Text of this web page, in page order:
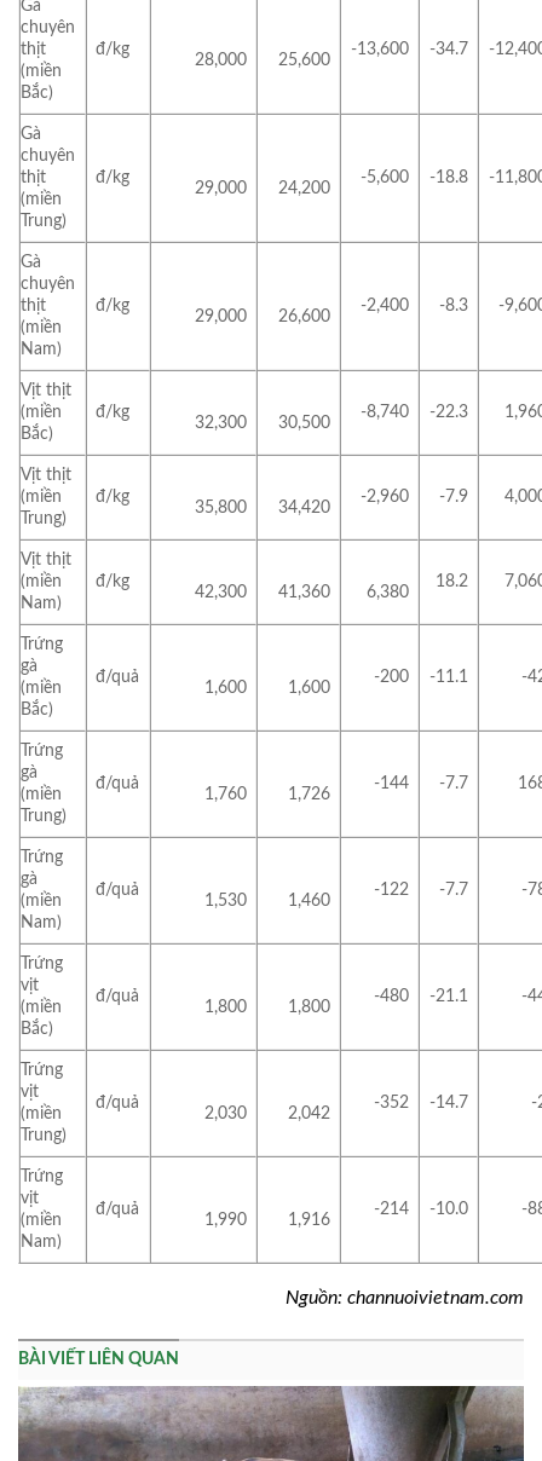
Gà
chuyên
thịt
(miền
Bắc)
đ/kg
28,000 25,600
-13,600 -34.7 -
Gà
chuyên
thịt
(miền
Trung)
đ/kg
29,000 24,200
-5,600 -18.8 -
Gà
chuyên
thịt
(miền
Nam)
đ/kg
29,000 26,600
-2,400 -8.3 -
Vịt thịt
(miền
Bắc)
đ/kg
32,300 30,500
-8,740 -22.3
Vịt thịt
(miền
Trung)
đ/kg
35,800 34,420
-2,960 -7.9
Vịt thịt
(miền
Nam)
đ/kg
42,300 41,360 6,380
18.2
Trứng
gà
(miền
Bắc)
đ/quả
1,600 1,600
-200 -11.1 -
Trứng
gà
(miền
Trung)
đ/quả
1,760 1,726
-144 -7.7
Trứng
gà
(miền
Nam)
đ/quả
1,530 1,460
-122 -7.7 -
Trứng
vịt
(miền
Bắc)
đ/quả
1,800 1,800
-480 -21.1 -
Trứng
vịt
(miền
Trung)
đ/quả
2,030 2,042
-352 -14.7 -
Trứng
vịt
(miền
Nam)
đ/quả
1,990 1,916
-214 -10.0 -
Nguồn: channuoivietnam.com
BÀI VIẾT LIÊN QUAN